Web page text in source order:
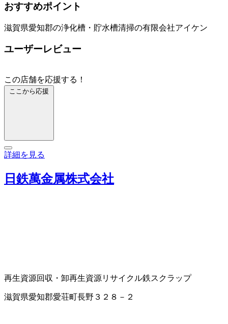
おすすめポイント
滋賀県愛知郡の浄化槽・貯水槽清掃の有限会社アイケン
ユーザーレビュー
この店舗を応援する！
ここから応援
詳細を見る
日鉄萬金属株式会社
再生資源回収・卸再生資源リサイクル鉄スクラップ
滋賀県愛知郡愛荘町長野３２８－２